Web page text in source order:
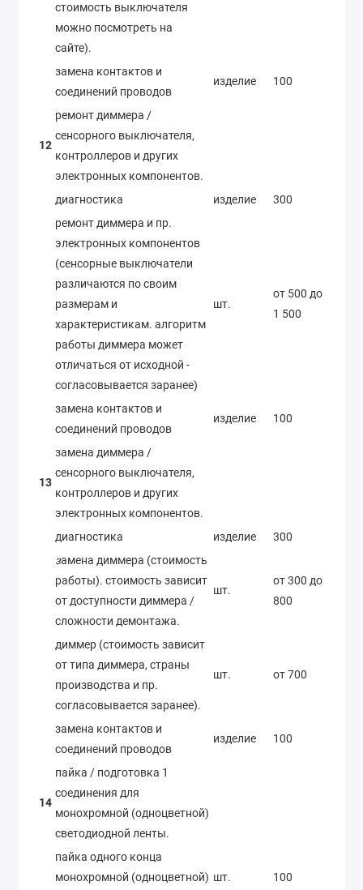
стоимость выключателя
можно посмотреть на
сайте).
замена контактов и
соединений проводов
изделие 100
12
ремонт диммера /
сенсорного выключателя,
контроллеров и других
электронных компонентов.
диагностика
изделие
300
ремонт диммера и пр.
электронных компонентов
(сенсорные выключатели
различаются по своим
размерам и
характеристикам. алгоритм
работы диммера может
отличаться от исходной -
согласовывается заранее)
шт.
от 500 до
1 500
замена контактов и
соединений проводов
изделие 100
13
замена диммера /
сенсорного выключателя,
контроллеров и других
электронных компонентов.
диагностика
изделие
300
замена диммера (стоимость
работы). стоимость зависит
от доступности диммера /
сложности демонтажа.
шт.
от 300 до
800
диммер (стоимость зависит
от типа диммера, страны
производства и пр.
согласовывается заранее).
шт. от 700
замена контактов и
соединений проводов
изделие 100
14
пайка / подготовка 1
соединения для
монохромной (одноцветной)
светодиодной ленты.
пайка одного конца
монохромной (одноцветной) шт. 100